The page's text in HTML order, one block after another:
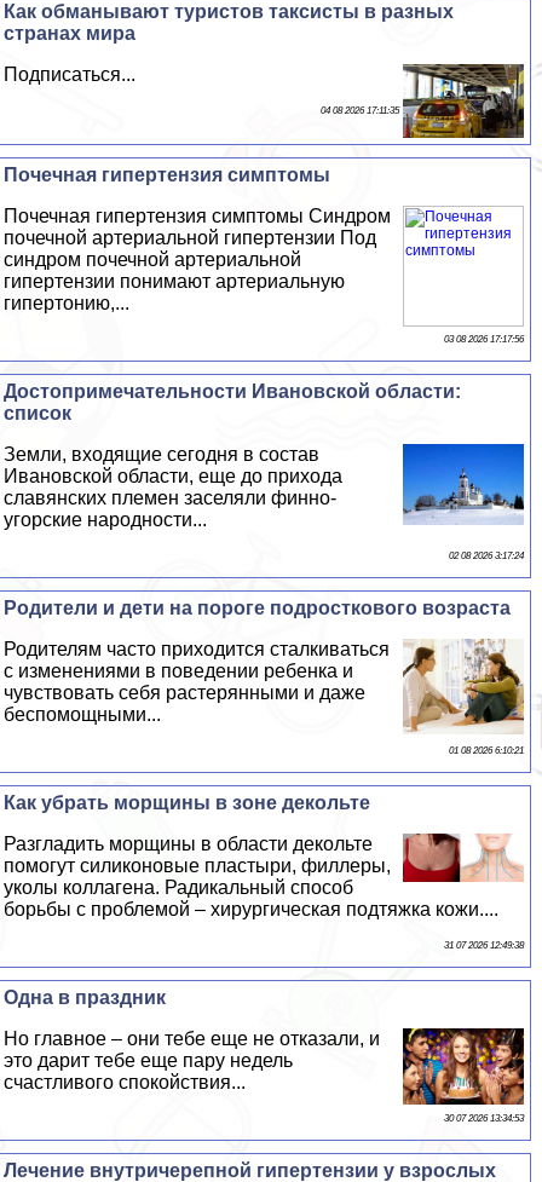
Как обманывают туристов таксисты в разных
странах мира
Подписаться...
04 08 2026 17:11:35
Почечная гипертензия симптомы
Почечная гипертензия симптомы Синдром
почечной артериальной гипертензии Под
синдром почечной артериальной
гипертензии понимают артериальную
гипертонию,...
03 08 2026 17:17:56
Достопримечательности Ивановской области:
список
Земли, входящие сегодня в состав
Ивановской области, еще до прихода
славянских племен заселяли финно-
угорские народности...
02 08 2026 3:17:24
Родители и дети на пороге подросткового возраста
Родителям часто приходится сталкиваться
с изменениями в поведении ребенка и
чувствовать себя растерянными и даже
беспомощными...
01 08 2026 6:10:21
Как убрать морщины в зоне декольте
Разгладить морщины в области декольте
помогут силиконовые пластыри, филлеры,
уколы коллагена. Радикальный способ
борьбы с проблемой – хирургическая подтяжка кожи....
31 07 2026 12:49:38
Одна в праздник
Но главное – они тебе еще не отказали, и
это дарит тебе еще пару недель
счастливого спокойствия...
30 07 2026 13:34:53
Лечение внутричерепной гипертензии у взрослых